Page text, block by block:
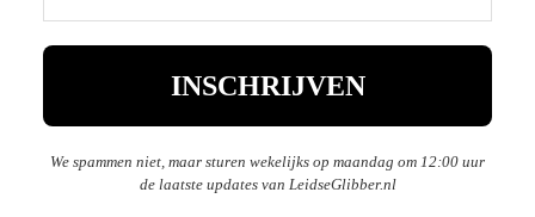
We spammen niet, maar sturen wekelijks op maandag om 12:00 uur
de laatste updates van LeidseGlibber.nl